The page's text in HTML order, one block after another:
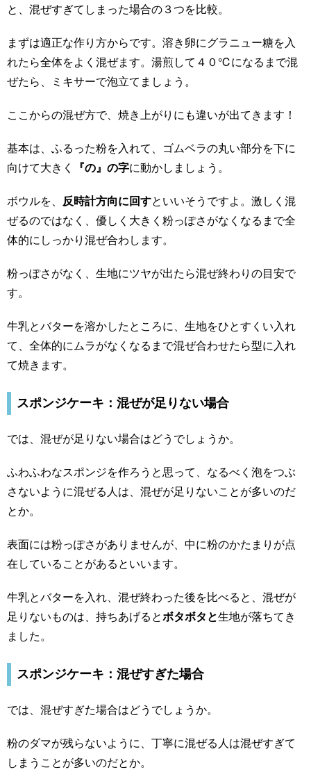
と、混ぜすぎてしまった場合の３つを比較。
まずは適正な作り方からです。溶き卵にグラニュー糖を入
れたら全体をよく混ぜます。湯煎して４０℃になるまで混
ぜたら、ミキサーで泡立てましょう。
ここからの混ぜ方で、焼き上がりにも違いが出てきます！
基本は、ふるった粉を入れて、ゴムベラの丸い部分を下に
向けて大きく
『の』の字に動かしましょう。
ボウルを、 反時計方向に回すといいそうですよ。激しく混
ぜるのではなく、優しく大きく粉っぽさがなくなるまで全
体的にしっかり混ぜ合わします。
粉っぽさがなく、生地にツヤが出たら混ぜ終わりの目安で
す。
牛乳とバターを溶かしたところに、生地をひとすくい入れ
て、全体的にムラがなくなるまで混ぜ合わせたら型に入れ
て焼きます。
スポンジケーキ：混ぜが足りない場合
では、混ぜが足りない場合はどうでしょうか。
ふわふわなスポンジを作ろうと思って、なるべく泡をつぶ
さないように混ぜる人は、混ぜが足りないことが多いのだ
とか。
表面には粉っぽさがありませんが、中に粉のかたまりが点
在していることがあるといいます。
牛乳とバターを入れ、混ぜ終わった後を比べると、混ぜが
足りないものは、持ちあげるとボタボタと生地が落ちてき
ました。
スポンジケーキ：混ぜすぎた場合
では、混ぜすぎた場合はどうでしょうか。
粉のダマが残らないように、丁寧に混ぜる人は混ぜすぎて
しまうことが多いのだとか。